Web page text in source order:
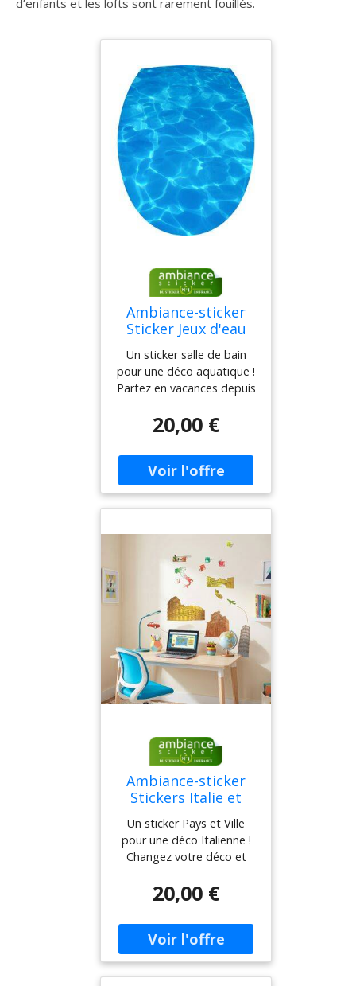
d’enfants et les lofts sont rarement fouillés.
Ambiance-sticker
Sticker Jeux d'eau
Un sticker salle de bain
pour une déco aquatique !
Partez en vacances depuis
salle de bain grâce à ce
sticker représentant la mer
ou l'océan ! Emmenez à la
mer quiconque vient dans
vos toilettes ! Où coller cet
autocollant décoratif ? Cet
pas à
20,00 €
Ambiance-sticker
Stickers Italie et
Colisée de Rome
Un sticker Pays et Ville
pour une déco Italienne !
Changez votre déco et
chez vous grâce à ce
sticker Pays et Villes !
Jouez les touristes et allez
à la découverte de l'Italie,
de Rome et de son Colisée
! Faites voyager tout vos
20,00 €